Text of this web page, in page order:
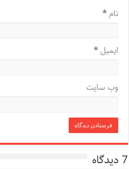
نام*
ایمیل*
وب‌ سایت
7 دیدگاه